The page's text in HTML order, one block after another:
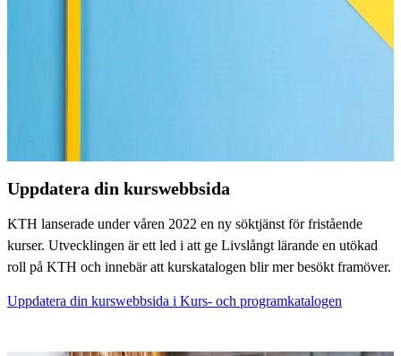
Uppdatera din kurswebbsida
KTH lanserade under våren 2022 en ny söktjänst för fristående
kurser. Utvecklingen är ett led i att ge Livslångt lärande en utökad
roll på KTH och innebär att kurskatalogen blir mer besökt framöver.
Uppdatera din kurswebbsida i Kurs- och programkatalogen